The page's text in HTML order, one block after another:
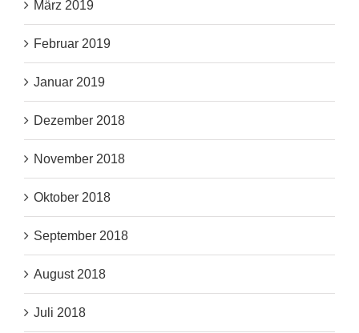
März 2019
Februar 2019
Januar 2019
Dezember 2018
November 2018
Oktober 2018
September 2018
August 2018
Juli 2018